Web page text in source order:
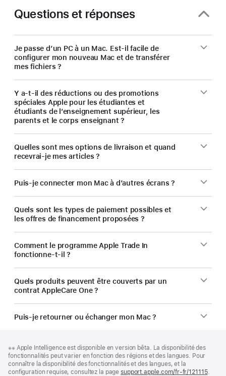
Questions et réponses
Je passe d’un PC à un Mac. Est-il facile de
configurer mon nouveau Mac et de transférer
mes fichiers ?
Y a-t-il des réductions ou des promotions
spéciales Apple pour les étudiantes et
étudiants de l’enseignement supérieur, les
parents et le corps enseignant ?
Quelles sont mes options de livraison et quand
recevrai-je mes articles ?
Puis-je connecter mon Mac à d’autres écrans ?
Quels sont les types de paiement possibles et
les offres de financement proposées ?
Comment le programme Apple Trade In
fonctionne-t-il ?
Quels produits peuvent être couverts par un
contrat AppleCare One ?
Puis-je retourner ou échanger mon Mac ?
de
page
de
bas
de
Note
de
bas
de
※※ Apple Intelligence est disponible en version bêta. La disponibilité des
fonctionnalités peut varier en fonction des régions et des langues. Pour
connaître la disponibilité des fonctionnalités et des langues, et la
configuration requise, consultez la pagesupport.apple.com/fr-fr/121115.